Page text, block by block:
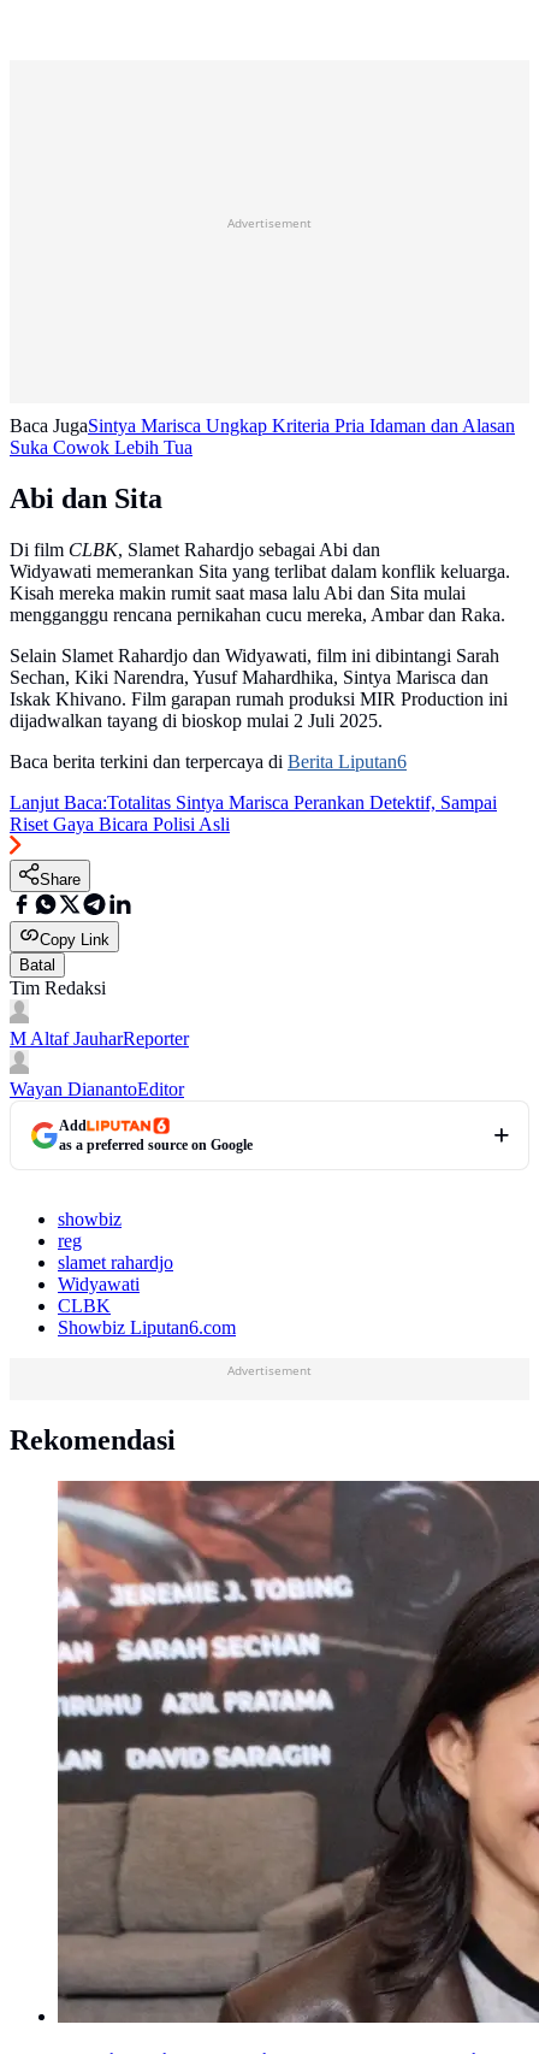
Advertisement
Baca JugaSintya Marisca Ungkap Kriteria Pria Idaman dan Alasan
Suka Cowok Lebih Tua
Abi dan Sita
Di film CLBK, Slamet Rahardjo sebagai Abi dan
Widyawati memerankan Sita yang terlibat dalam konflik keluarga.
Kisah mereka makin rumit saat masa lalu Abi dan Sita mulai
mengganggu rencana pernikahan cucu mereka, Ambar dan Raka.
Selain Slamet Rahardjo dan Widyawati, film ini dibintangi Sarah
Sechan, Kiki Narendra, Yusuf Mahardhika, Sintya Marisca dan
Iskak Khivano. Film garapan rumah produksi MIR Production ini
dijadwalkan tayang di bioskop mulai 2 Juli 2025.
Baca berita terkini dan terpercaya di Berita Liputan6
Lanjut Baca:Totalitas Sintya Marisca Perankan Detektif, Sampai
Riset Gaya Bicara Polisi Asli
Share
Copy Link
Batal
Tim Redaksi
M Altaf JauharReporter
Wayan DianantoEditor
Add
as a preferred source on Google
showbiz
reg
slamet rahardjo
Widyawati
CLBK
Showbiz Liputan6.com
Advertisement
Rekomendasi